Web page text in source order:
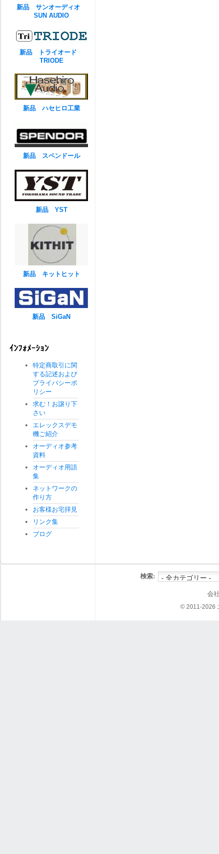
新品 サンオーディオ
SUN AUDIO
新品 トライオード
TRIODE
新品 ハセヒロ工業
新品 スペンドール
新品 YST
新品 キットヒット
新品 SiGaN
ｲﾝﾌｫﾒｰｼｮﾝ
特定商取引に関
する記述および
プライバシーポ
リシー
求む！お譲り下
さい
エレックスデモ
機ご紹介
オーディオ参考
資料
オーディオ用語
集
ネットワークの
作り方
お客様お宅拝見
リンク集
ブログ
検索:
会
© 2011-2026